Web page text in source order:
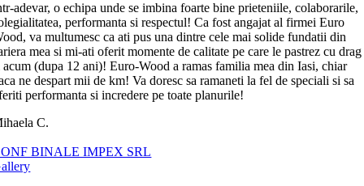
adevar, o echipa unde se imbina foarte bine prieteniile, colaborarile,
performanta si respectul! Ca fost angajat al firmei Euro
va multumesc ca ati pus una dintre cele mai solide fundatii din
mea si mi-ati oferit momente de calitate pe care le pastrez cu drag
acum (dupa 12 ani)! Euro-Wood a ramas familia mea din Iasi, chiar
ne despart mii de km! Va doresc sa ramaneti la fel de speciali si sa
performanta si incredere pe toate planurile!
C.
BINALE IMPEX SRL